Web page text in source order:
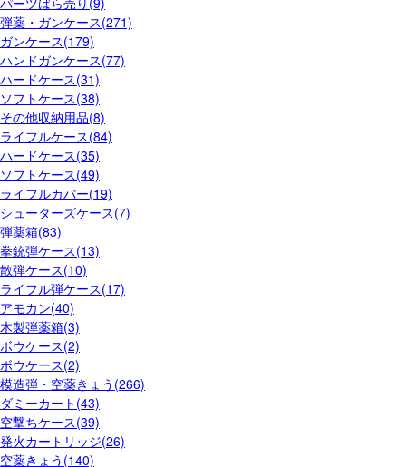
弾薬・ガンケース(271)
ガンケース(179)
ハンドガンケース(77)
ハードケース(31)
ソフトケース(38)
その他収納用品(8)
ライフルケース(84)
ハードケース(35)
ソフトケース(49)
ライフルカバー(19)
シューターズケース(7)
弾薬箱(83)
拳銃弾ケース(13)
散弾ケース(10)
ライフル弾ケース(17)
アモカン(40)
木製弾薬箱(3)
ボウケース(2)
ボウケース(2)
模造弾・空薬きょう(266)
ダミーカート(43)
空撃ちケース(39)
発火カートリッジ(26)
空薬きょう(140)